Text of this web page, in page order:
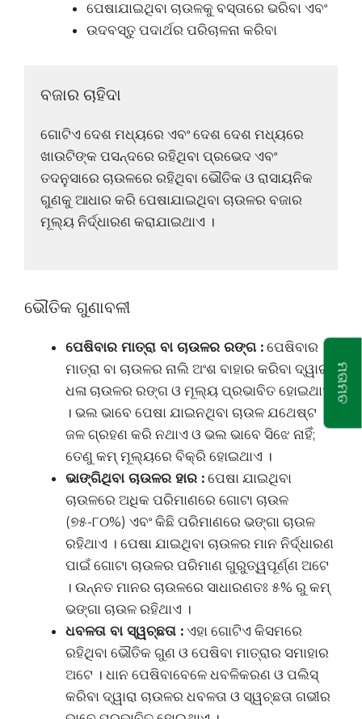
ପେଷାଯାଇଥିବା ଚାଉଳକୁ ବସ୍ତାରେ ଭରିବା ଏବଂ
ଉଦବସ୍ତୁ ପଦାର୍ଥର ପରିଚାଳନା କରିବା
ବଜାର ଚାହିଦା
ଗୋଟିଏ ଦେଶ ମଧ୍ୟରେ ଏବଂ ଦେଶ ଦେଶ ମଧ୍ୟରେ
ଖାଉଟିଙ୍କ ପସନ୍ଦରେ ରହିଥିବା ପ୍ରଭେଦ ଏବଂ
ତଦନୁସାରେ ଚାଉଳରେ ରହିଥିବା ଭୌତିକ ଓ ରାସାୟନିକ
ଗୁଣକୁ ଆଧାର କରି ପେଷାଯାଇଥିବା ଚାଉଳର ବଜାର
ମୂଲ୍ୟ ନିର୍ଦ୍ଧାରଣ କରାଯାଇଥାଏ ।
ଭୌତିକ ଗୁଣାବଳୀ
ପେଷିବାର ମାତ୍ରା ବା ଚାଉଳର ରଙ୍ଗ : ପେଷିବାର
ମାତ୍ରା ବା ଚାଉଳର ନାଲି ଅଂଶ ବାହାର କରିବା ଦ୍ୱାରା
ଧଳା ଚାଉଳର ରଙ୍ଗ ଓ ମୂଲ୍ୟ ପ୍ରଭାବିତ ହୋଇଥାଏ
। ଭଲ ଭାବେ ପେଷା ଯାଇନଥିବା ଚାଉଳ ଯଥେଷ୍ଟ
ଜଳ ଗ୍ରହଣ କରି ନଥାଏ ଓ ଭଲ ଭାବେ ସିଝେ ନାହିଁ;
ତେଣୁ କମ୍ ମୂଲ୍ୟରେ ବିକ୍ରି ହୋଇଥାଏ ।
ଭାଙ୍ଗିଥିବା ଚାଉଳର ହାର : ପେଷା ଯାଇଥିବା
ଚାଉଳରେ ଅଧିକ ପରିମାଣରେ ଗୋଟା ଚାଉଳ
(୭୫-୮୦%) ଏବଂ କିଛି ପରିମାଣରେ ଭଙ୍ଗା ଚାଉଳ
ରହିଥାଏ । ପେଷା ଯାଇଥିବା ଚାଉଳର ମାନ ନିର୍ଦ୍ଧାରଣ
ପାଇଁ ଗୋଟା ଚାଉଳର ପରିମାଣ ଗୁରୁତ୍ୱପୂର୍ଣ୍ଣ ଅଟେ
। ଉନ୍ନତ ମାନର ଚାଉଳରେ ସାଧାରଣତଃ ୫% ରୁ କମ୍
ଭଙ୍ଗା ଚାଉଳ ରହିଥାଏ ।
ଧବଳତା ବା ସ୍ୱଚ୍ଛତା : ଏହା ଗୋଟିଏ କିସମରେ
ରହିଥିବା ଭୌତିକ ଗୁଣ ଓ ପେଷିବା ମାତ୍ରାର ସମାହାର
ଅଟେ । ଧାନ ପେଷିବାବେଳେ ଧବଳିକରଣ ଓ ପଲିସ୍
କରିବା ଦ୍ୱାରା ଚାଉଳର ଧବଳତା ଓ ସ୍ୱଚ୍ଛତା ଗଭୀର
ମତାମତ